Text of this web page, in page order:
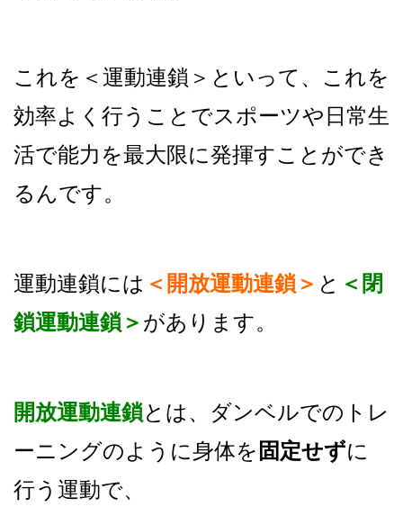
これを＜運動連鎖＞といって、これを
効率よく行うことでスポーツや日常生
活で能力を最大限に発揮すことができ
るんです。
運動連鎖には ＜開放運動連鎖＞ と ＜閉
鎖運動連鎖＞ があります。
開放運動連鎖とは、ダンベルでのトレ
ーニングのように身体を 固定せずに
行う運動で、